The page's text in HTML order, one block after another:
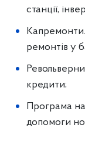
станції,
Капремонти.
ремонтів у
кредити;
Програма
допомоги